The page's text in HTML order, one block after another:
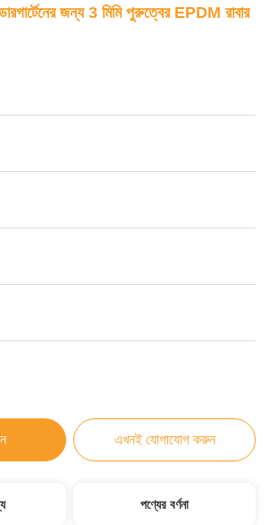
জন্য 3 মিমি পুরুত্বের EPDM রাবার
এখনই যোগাযোগ করুন
পণ্যের বর্ণনা